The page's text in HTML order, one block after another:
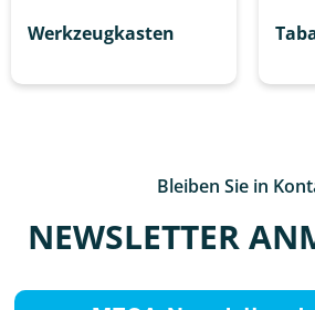
Werkzeugkasten
Bleiben Sie in
NEWSLETTER